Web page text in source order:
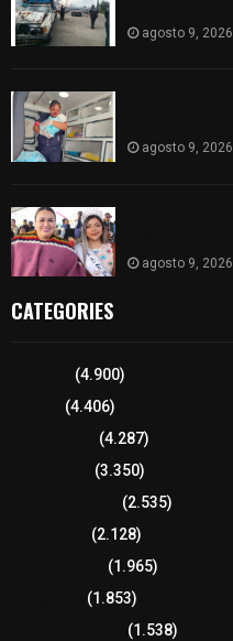
agosto 9, 2026
agosto 9, 2026
agosto 9, 2026
CATEGORIES
(4.900)
(4.406)
(4.287)
(3.350)
(2.535)
(2.128)
(1.965)
(1.853)
(1.538)